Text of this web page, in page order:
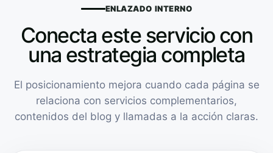
ENLAZADO INTERNO
Conecta este servicio con
una estrategia completa
El posicionamiento mejora cuando cada página se
relaciona con servicios complementarios,
contenidos del blog y llamadas a la acción claras.